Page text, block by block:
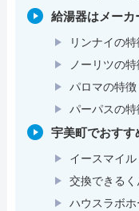
給湯器はメーカ
リンナイの
ノーリツの
パロマの特徴
パーパスの特
宇美町でおすす
イースマイル
交換できるく
ハウスラボホ